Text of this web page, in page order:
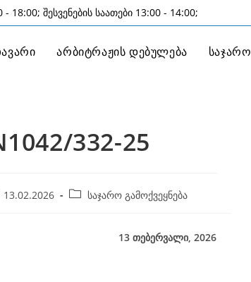
18:00; შესვენების საათები 13:00 - 14:00;
არბიტრაჟის დებულება
332-25
13.02.2026
Post საჯარო გამოქვეყნება
2026